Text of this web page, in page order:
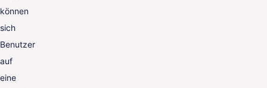
können
sich
Benutzer
auf
eine